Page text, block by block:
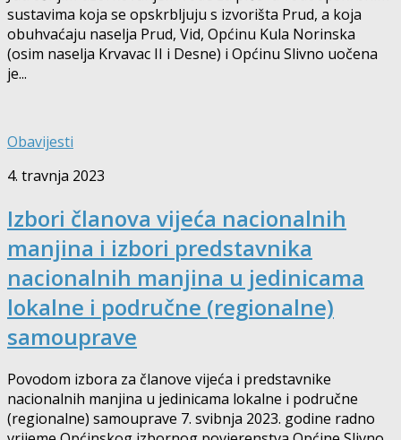
sustavima koja se opskrbljuju s izvorišta Prud, a koja
obuhvaćaju naselja Prud, Vid, Općinu Kula Norinska
(osim naselja Krvavac II i Desne) i Općinu Slivno uočena
je...
Obavijesti
4. travnja 2023
Izbori članova vijeća nacionalnih
manjina i izbori predstavnika
nacionalnih manjina u jedinicama
lokalne i područne (regionalne)
samouprave
Povodom izbora za članove vijeća i predstavnike
nacionalnih manjina u jedinicama lokalne i područne
(regionalne) samouprave 7. svibnja 2023. godine radno